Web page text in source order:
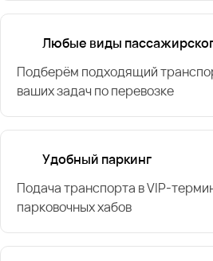
Любые виды
Подберём подходящий
ваших задач по перевозке
Удобный паркинг
Подача транспорта в VIP-
парковочных хабов